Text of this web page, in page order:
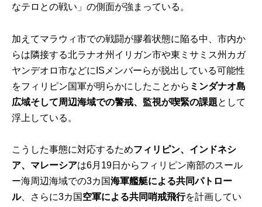
なテロとの戦い」の側面が強まっている。
加えてマラウィ市での戦闘が膠着状態に陥る中、市内か
らは隣接する北ラナオ州イリガン市や東ミサミス州カガ
ヤンデオロ市などにISメンバーらが脱出している可能性
をフィリピン国軍が明らかにしたことから ミンダナオ島
広域そして周辺海域での警戒、監視が喫緊の課題として
浮上している。
こうした事態に対応するためフィリピン、インドネシ
ア、マレーシアは6月19日からフィリピン南部のスール
ー海周辺海域での3カ国海軍艦艇による共同パトロー
ル、さらに3カ国空軍による共同哨戒飛行を計画してい